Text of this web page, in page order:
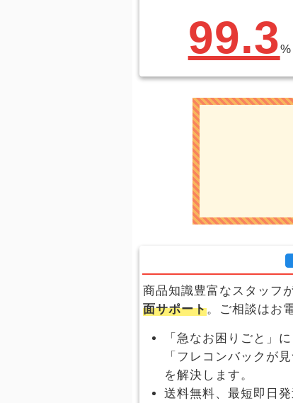
99.3%
商品知識豊富なスタッフ
面サポート。ご相談はお
「急なお困りごと」
「フレコンバックが
を解決します。
送料無料、最短即日